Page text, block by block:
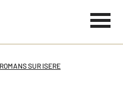
SUR ISERE